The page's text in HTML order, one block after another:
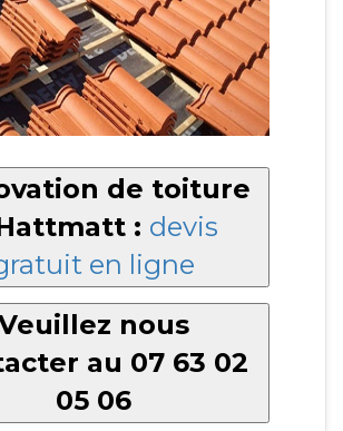
de toiture
: devis
en ligne
nous
au 07 63 02
05 06